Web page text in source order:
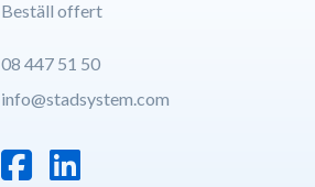
Beställ offert
08 447 51 50
info@stadsystem.com